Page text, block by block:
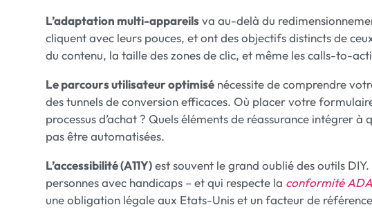
L’adaptation multi-appareilsva au-delà du
cliquent avec leurs pouces, et ont des objectifs distincts de
du contenu, la taille des zones de clic, et même les calls-to-
Le parcours utilisateur optimisé nécessite de comprendre
des tunnels de conversion efficaces. Où placer votre
processus d’achat ? Quels éléments de réassurance intégrer
pas être automatisées.
L’accessibilité (A11Y)est souvent le grand oublié des outils
personnes avec handicaps – et qui respecte la conformité ADA
une obligation légale aux Etats-Unis et un facteur de